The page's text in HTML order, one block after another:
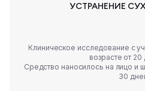
УСТРАНЕНИЕ
Клиническое исследование с
возрасте от 20
Средство наносилось на лицо и
30